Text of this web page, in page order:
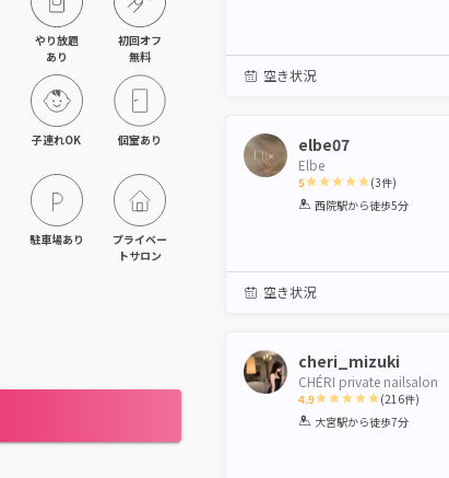
やり放題
あり
初回オフ
無料
子連れOK 個室あり
駐車場あり
プライベー
トサロン
空き状況
elbe07
Elbe
5
1 2 3 4 5
(3件)
西院駅から徒歩5分
空き状況
cheri_mizuki
CHÉRI private nailsalon
4.9
1 2 3 4 5
(216件)
大宮駅から徒歩7分